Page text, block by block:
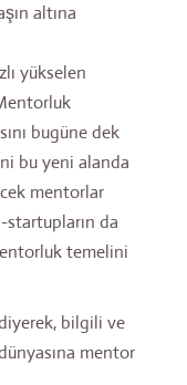
altına
yükselen
bugüne dek
bu yeni alanda
mentorlar
da
temelini
bilgili ve
mentor